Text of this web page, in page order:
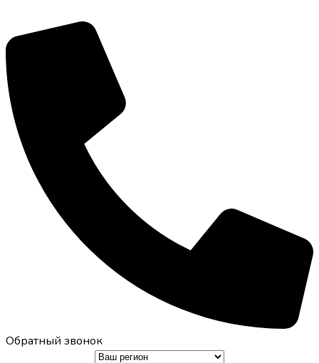
содержимому
Обратный звонок